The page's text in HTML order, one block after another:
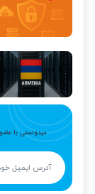
مهم‌تر
آموزش
آموزش
میدونستی با عضویت در خبر